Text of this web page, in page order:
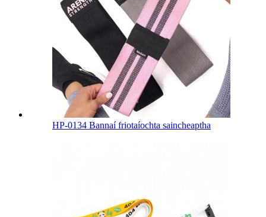
HP-0134 Bannaí friotaíochta saincheaptha